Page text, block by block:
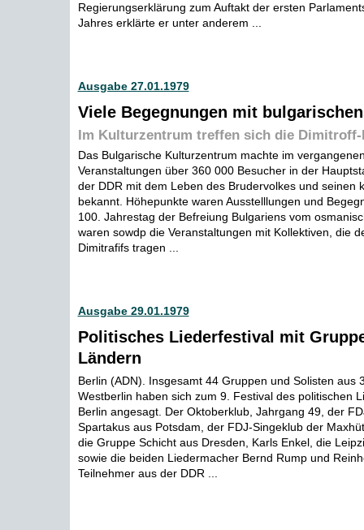
Regierungserklärung zum Auftakt der ersten
Jahres erklärte er unter anderem ...
Ausgabe 27.01.1979
Viele Begegnungen mit
Im Kulturzentrum treffen sich die
Das Bulgarische Kulturzentrum machte im
Veranstaltungen über 360 000 Besucher in der
der DDR mit dem Leben des Brudervolkes und seinen
bekannt. Höhepunkte waren Ausstelllungen und
100. Jahrestag der Befreiung Bulgariens vom
waren sowdp die Veranstaltungen mit Kollektiven, die
Dimitrafifs tragen ...
Ausgabe 29.01.1979
Politisches Liederfestival mit
Ländern
Berlin (ADN). Insgesamt 44 Gruppen und Solisten aus
Westberlin haben sich zum 9. Festival des politischen
Berlin angesagt. Der Oktoberklub, Jahrgang 49, der
Spartakus aus Potsdam, der FDJ-Singeklub der
die Gruppe Schicht aus Dresden, Karls Enkel, die
sowie die beiden Liedermacher Bernd Rump und
Teilnehmer aus der DDR ...